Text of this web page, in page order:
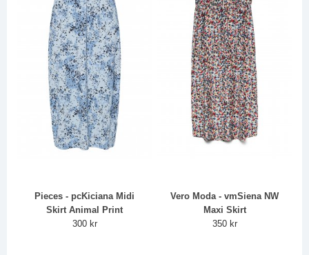
Pieces - pcKiciana Midi
Skirt Animal Print
300 kr
Vero Moda - vmSiena NW
Maxi Skirt
350 kr